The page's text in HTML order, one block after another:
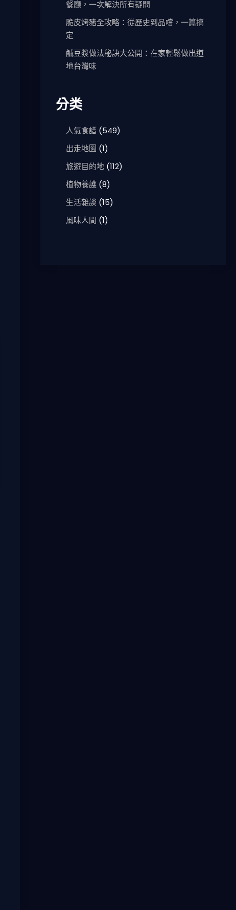
餐廳，一次解決所有疑問
脆皮烤豬全攻略：從歷史到品嚐，一篇搞
定
鹹豆漿做法秘訣大公開：在家輕鬆做出道
地台灣味
分类
人氣食譜(549)
出走地圖 (1)
旅遊目的地(112)
植物養護(8)
生活雜談 (15)
風味人間 (1)